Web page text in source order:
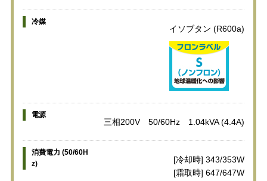
冷媒
イソブタン (R600a)
電源
三相200V 50/60Hz 1.04kVA (4.4A)
消費電力 (50/60H
z)
[冷却時] 343/353W
[霜取時] 647/647W